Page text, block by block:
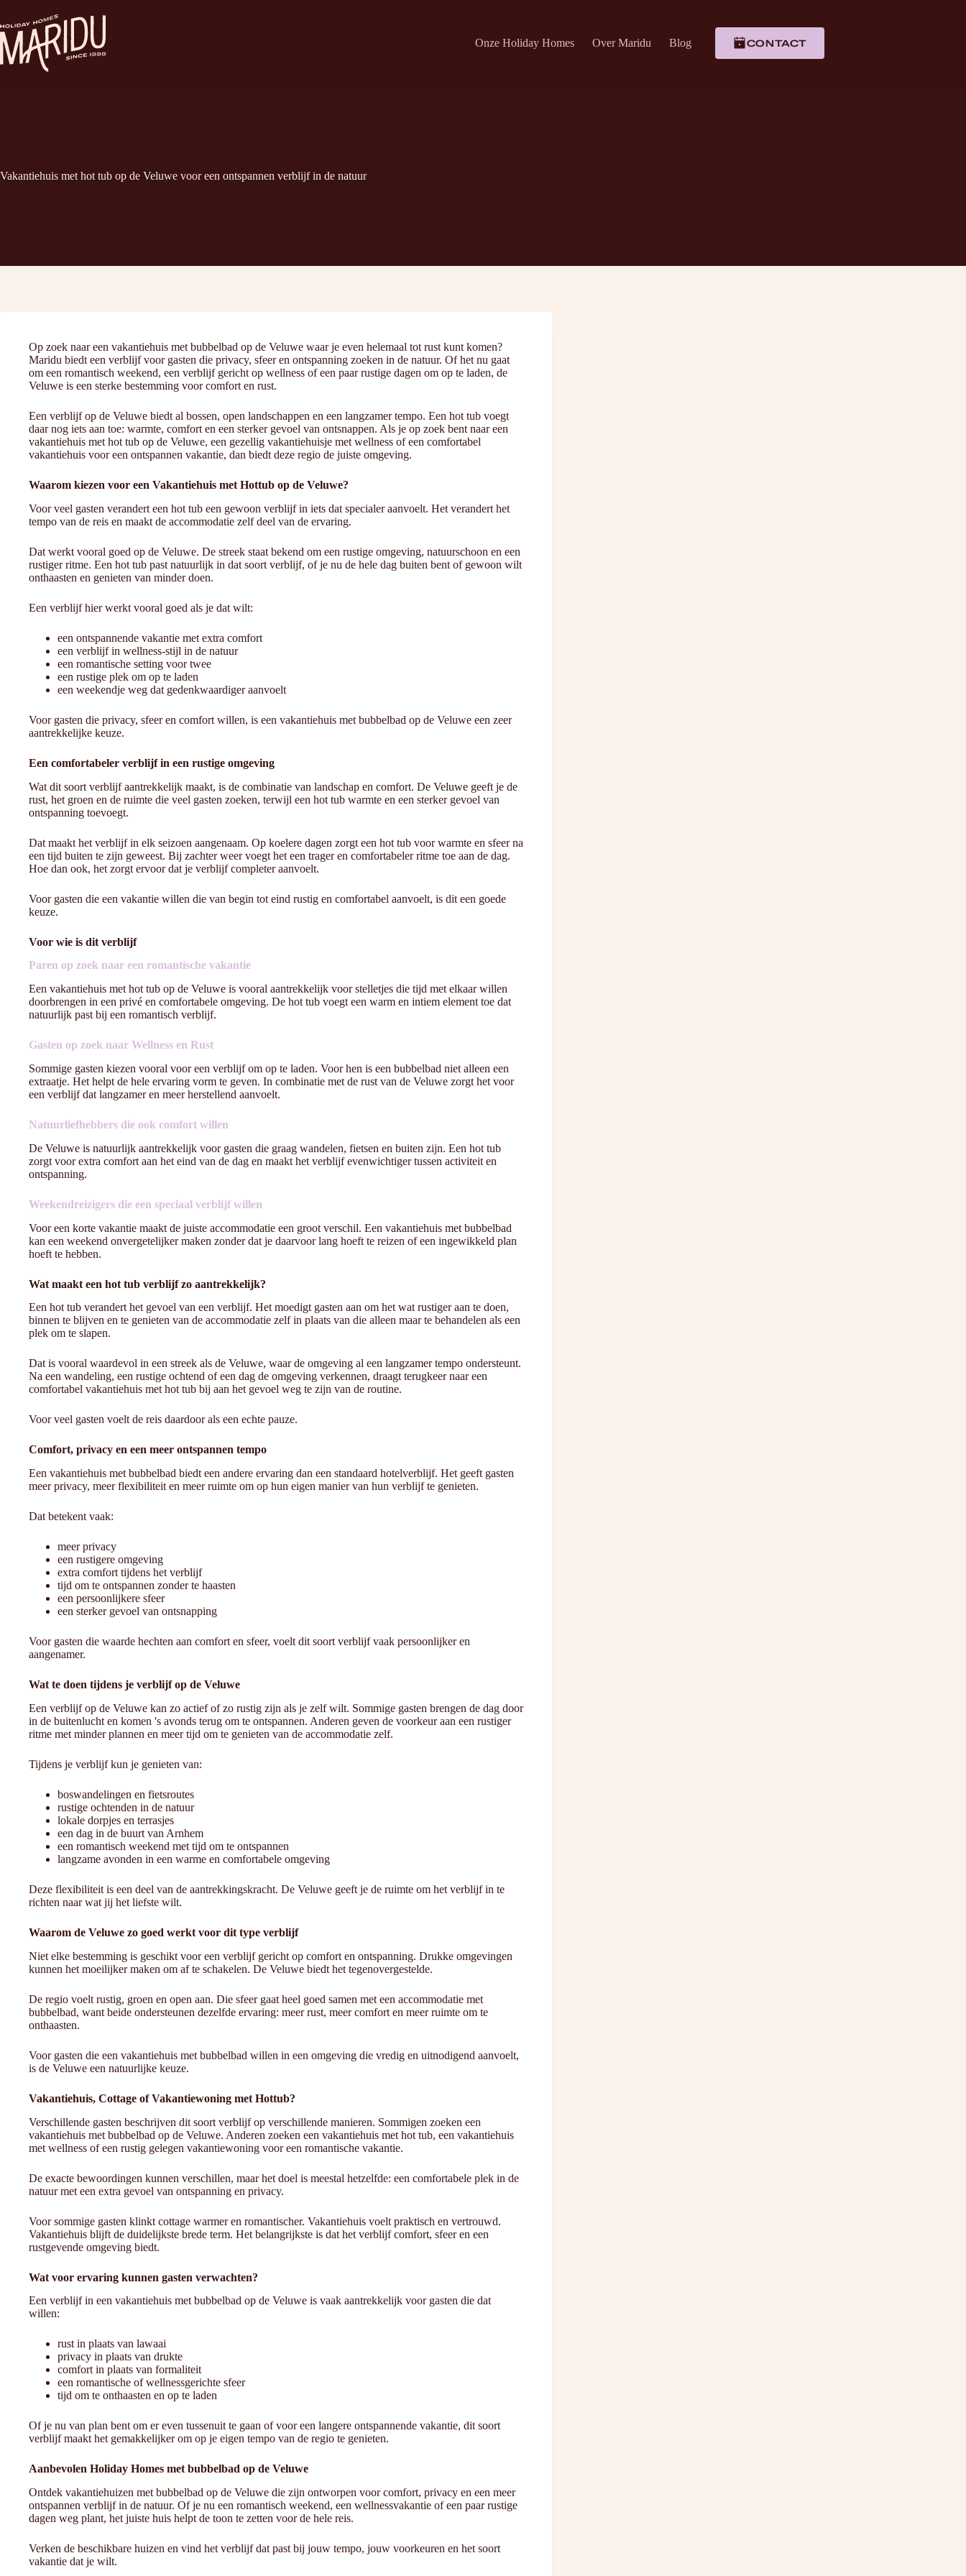
de
inhoud
Onze Holiday Homes Over Maridu Blog CONTACT
Vakantiehuis met hot tub op de Veluwe voor een ontspannen verblijf in de natuur
Op zoek naar een vakantiehuis met bubbelbad op de Veluwe waar je even helemaal tot rust kunt komen?
Maridu biedt een verblijf voor gasten die privacy, sfeer en ontspanning zoeken in de natuur. Of het nu gaat
om een romantisch weekend, een verblijf gericht op wellness of een paar rustige dagen om op te laden, de
Veluwe is een sterke bestemming voor comfort en rust.
Een verblijf op de Veluwe biedt al bossen, open landschappen en een langzamer tempo. Een hot tub voegt
daar nog iets aan toe: warmte, comfort en een sterker gevoel van ontsnappen. Als je op zoek bent naar een
vakantiehuis met hot tub op de Veluwe, een gezellig vakantiehuisje met wellness of een comfortabel
vakantiehuis voor een ontspannen vakantie, dan biedt deze regio de juiste omgeving.
Waarom kiezen voor een Vakantiehuis met Hottub op de Veluwe?
Voor veel gasten verandert een hot tub een gewoon verblijf in iets dat specialer aanvoelt. Het verandert het
tempo van de reis en maakt de accommodatie zelf deel van de ervaring.
Dat werkt vooral goed op de Veluwe. De streek staat bekend om een rustige omgeving, natuurschoon en een
rustiger ritme. Een hot tub past natuurlijk in dat soort verblijf, of je nu de hele dag buiten bent of gewoon wilt
onthaasten en genieten van minder doen.
Een verblijf hier werkt vooral goed als je dat wilt:
een ontspannende vakantie met extra comfort
een verblijf in wellness-stijl in de natuur
een romantische setting voor twee
een rustige plek om op te laden
een weekendje weg dat gedenkwaardiger aanvoelt
Voor gasten die privacy, sfeer en comfort willen, is een vakantiehuis met bubbelbad op de Veluwe een zeer
aantrekkelijke keuze.
Een comfortabeler verblijf in een rustige omgeving
Wat dit soort verblijf aantrekkelijk maakt, is de combinatie van landschap en comfort. De Veluwe geeft je de
rust, het groen en de ruimte die veel gasten zoeken, terwijl een hot tub warmte en een sterker gevoel van
ontspanning toevoegt.
Dat maakt het verblijf in elk seizoen aangenaam. Op koelere dagen zorgt een hot tub voor warmte en sfeer na
een tijd buiten te zijn geweest. Bij zachter weer voegt het een trager en comfortabeler ritme toe aan de dag.
Hoe dan ook, het zorgt ervoor dat je verblijf completer aanvoelt.
Voor gasten die een vakantie willen die van begin tot eind rustig en comfortabel aanvoelt, is dit een goede
keuze.
Voor wie is dit verblijf
Paren op zoek naar een romantische vakantie
Een vakantiehuis met hot tub op de Veluwe is vooral aantrekkelijk voor stelletjes die tijd met elkaar willen
doorbrengen in een privé en comfortabele omgeving. De hot tub voegt een warm en intiem element toe dat
natuurlijk past bij een romantisch verblijf.
Gasten op zoek naar Wellness en Rust
Sommige gasten kiezen vooral voor een verblijf om op te laden. Voor hen is een bubbelbad niet alleen een
extraatje. Het helpt de hele ervaring vorm te geven. In combinatie met de rust van de Veluwe zorgt het voor
een verblijf dat langzamer en meer herstellend aanvoelt.
Natuurliefhebbers die ook comfort willen
De Veluwe is natuurlijk aantrekkelijk voor gasten die graag wandelen, fietsen en buiten zijn. Een hot tub
zorgt voor extra comfort aan het eind van de dag en maakt het verblijf evenwichtiger tussen activiteit en
ontspanning.
Weekendreizigers die een speciaal verblijf willen
Voor een korte vakantie maakt de juiste accommodatie een groot verschil. Een vakantiehuis met bubbelbad
kan een weekend onvergetelijker maken zonder dat je daarvoor lang hoeft te reizen of een ingewikkeld plan
hoeft te hebben.
Wat maakt een hot tub verblijf zo aantrekkelijk?
Een hot tub verandert het gevoel van een verblijf. Het moedigt gasten aan om het wat rustiger aan te doen,
binnen te blijven en te genieten van de accommodatie zelf in plaats van die alleen maar te behandelen als een
plek om te slapen.
Dat is vooral waardevol in een streek als de Veluwe, waar de omgeving al een langzamer tempo ondersteunt.
Na een wandeling, een rustige ochtend of een dag de omgeving verkennen, draagt terugkeer naar een
comfortabel vakantiehuis met hot tub bij aan het gevoel weg te zijn van de routine.
Voor veel gasten voelt de reis daardoor als een echte pauze.
Comfort, privacy en een meer ontspannen tempo
Een vakantiehuis met bubbelbad biedt een andere ervaring dan een standaard hotelverblijf. Het geeft gasten
meer privacy, meer flexibiliteit en meer ruimte om op hun eigen manier van hun verblijf te genieten.
Dat betekent vaak:
meer privacy
een rustigere omgeving
extra comfort tijdens het verblijf
tijd om te ontspannen zonder te haasten
een persoonlijkere sfeer
een sterker gevoel van ontsnapping
Voor gasten die waarde hechten aan comfort en sfeer, voelt dit soort verblijf vaak persoonlijker en
aangenamer.
Wat te doen tijdens je verblijf op de Veluwe
Een verblijf op de Veluwe kan zo actief of zo rustig zijn als je zelf wilt. Sommige gasten brengen de dag door
in de buitenlucht en komen 's avonds terug om te ontspannen. Anderen geven de voorkeur aan een rustiger
ritme met minder plannen en meer tijd om te genieten van de accommodatie zelf.
Tijdens je verblijf kun je genieten van:
boswandelingen en fietsroutes
rustige ochtenden in de natuur
lokale dorpjes en terrasjes
een dag in de buurt van Arnhem
een romantisch weekend met tijd om te ontspannen
langzame avonden in een warme en comfortabele omgeving
Deze flexibiliteit is een deel van de aantrekkingskracht. De Veluwe geeft je de ruimte om het verblijf in te
richten naar wat jij het liefste wilt.
Waarom de Veluwe zo goed werkt voor dit type verblijf
Niet elke bestemming is geschikt voor een verblijf gericht op comfort en ontspanning. Drukke omgevingen
kunnen het moeilijker maken om af te schakelen. De Veluwe biedt het tegenovergestelde.
De regio voelt rustig, groen en open aan. Die sfeer gaat heel goed samen met een accommodatie met
bubbelbad, want beide ondersteunen dezelfde ervaring: meer rust, meer comfort en meer ruimte om te
onthaasten.
Voor gasten die een vakantiehuis met bubbelbad willen in een omgeving die vredig en uitnodigend aanvoelt,
is de Veluwe een natuurlijke keuze.
Vakantiehuis, Cottage of Vakantiewoning met Hottub?
Verschillende gasten beschrijven dit soort verblijf op verschillende manieren. Sommigen zoeken een
vakantiehuis met bubbelbad op de Veluwe. Anderen zoeken een vakantiehuis met hot tub, een vakantiehuis
met wellness of een rustig gelegen vakantiewoning voor een romantische vakantie.
De exacte bewoordingen kunnen verschillen, maar het doel is meestal hetzelfde: een comfortabele plek in de
natuur met een extra gevoel van ontspanning en privacy.
Voor sommige gasten klinkt cottage warmer en romantischer. Vakantiehuis voelt praktisch en vertrouwd.
Vakantiehuis blijft de duidelijkste brede term. Het belangrijkste is dat het verblijf comfort, sfeer en een
rustgevende omgeving biedt.
Wat voor ervaring kunnen gasten verwachten?
Een verblijf in een vakantiehuis met bubbelbad op de Veluwe is vaak aantrekkelijk voor gasten die dat
willen:
rust in plaats van lawaai
privacy in plaats van drukte
comfort in plaats van formaliteit
een romantische of wellnessgerichte sfeer
tijd om te onthaasten en op te laden
Of je nu van plan bent om er even tussenuit te gaan of voor een langere ontspannende vakantie, dit soort
verblijf maakt het gemakkelijker om op je eigen tempo van de regio te genieten.
Aanbevolen Holiday Homes met bubbelbad op de Veluwe
Ontdek vakantiehuizen met bubbelbad op de Veluwe die zijn ontworpen voor comfort, privacy en een meer
ontspannen verblijf in de natuur. Of je nu een romantisch weekend, een wellnessvakantie of een paar rustige
dagen weg plant, het juiste huis helpt de toon te zetten voor de hele reis.
Verken de beschikbare huizen en vind het verblijf dat past bij jouw tempo, jouw voorkeuren en het soort
vakantie dat je wilt.